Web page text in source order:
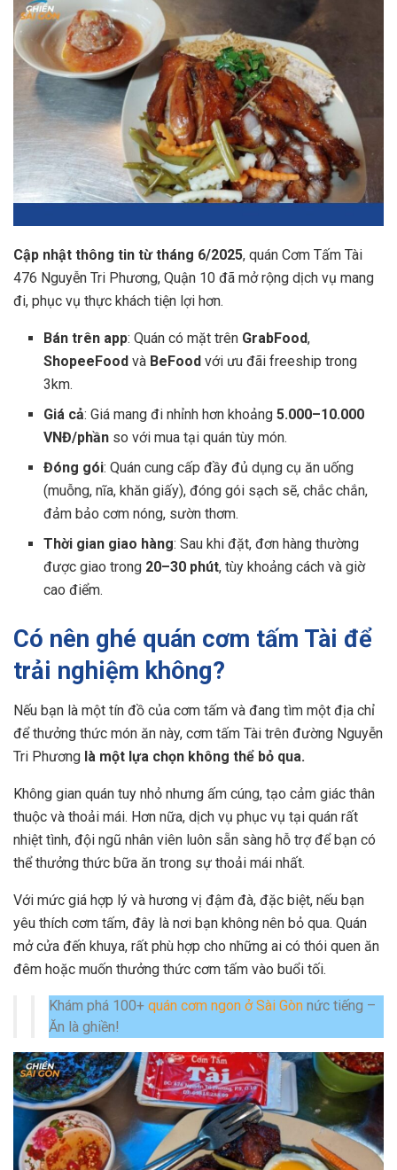
Cập nhật thông tin từ tháng 6/2025, quán Cơm Tấm Tài
476 Nguyễn Tri Phương, Quận 10 đã mở rộng dịch vụ mang
đi, phục vụ thực khách tiện lợi hơn.
Bán trên app: Quán có mặt trên GrabFood,
ShopeeFood và BeFood với ưu đãi freeship trong
3km.
Giá cả: Giá mang đi nhỉnh hơn khoảng5.000–10.000
VNĐ/phần so với mua tại quán tùy món.
Đóng gói: Quán cung cấp đầy đủ dụng cụ ăn uống
(muỗng, nĩa, khăn giấy), đóng gói sạch sẽ, chắc chắn,
đảm bảo cơm nóng, sườn thơm.
Thời gian giao hàng: Sau khi đặt, đơn hàng thường
được giao trong 20–30 phút, tùy khoảng cách và giờ
cao điểm.
Có nên ghé quán cơm tấm Tài để
trải nghiệm không?
Nếu bạn là một tín đồ của cơm tấm và đang tìm một địa chỉ
để thưởng thức món ăn này, cơm tấm Tài trên đường Nguyễn
Tri Phương là một lựa chọn không thể bỏ qua.
Không gian quán tuy nhỏ nhưng ấm cúng, tạo cảm giác thân
thuộc và thoải mái. Hơn nữa, dịch vụ phục vụ tại quán rất
nhiệt tình, đội ngũ nhân viên luôn sẵn sàng hỗ trợ để bạn có
thể thưởng thức bữa ăn trong sự thoải mái nhất.
Với mức giá hợp lý và hương vị đậm đà, đặc biệt, nếu bạn
yêu thích cơm tấm, đây là nơi bạn không nên bỏ qua. Quán
mở cửa đến khuya, rất phù hợp cho những ai có thói quen ăn
đêm hoặc muốn thưởng thức cơm tấm vào buổi tối.
Khám phá 100+ quán cơm ngon ở Sài Gòn nức tiếng –
Ăn là ghiền!